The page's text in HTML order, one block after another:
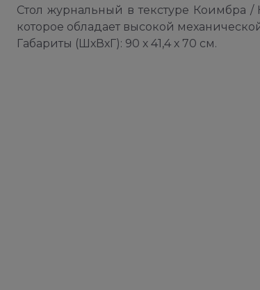
Стол журнальный в текстуре Коимбра /
которое обладает высокой
Габариты (ШхВхГ): 90 х 41,4 х 70 см.